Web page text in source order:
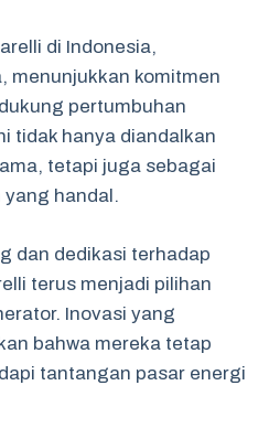
di Indonesia,
menunjukkan komitmen
pertumbuhan
tidak hanya diandalkan
tetapi juga sebagai
handal.
dan dedikasi terhadap
terus menjadi pilihan
Inovasi yang
bahwa mereka tetap
tantangan pasar energi